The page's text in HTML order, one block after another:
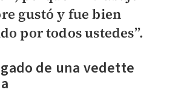
gustó y fue bien
por todos ustedes”.
de una vedette